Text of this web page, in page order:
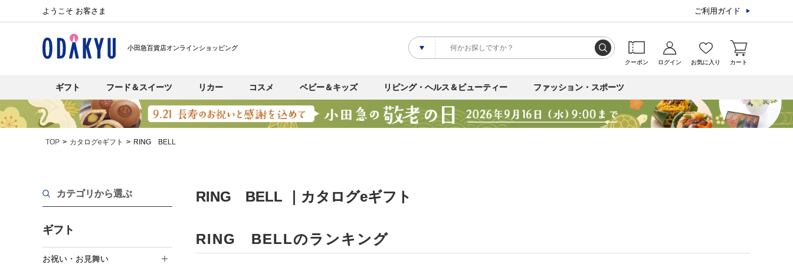
ようこそ お客さま ご利用ガイド
小田急百貨店オンラインショッピング
クーポン ログイン お気に入り カート
ギフト フード＆スイーツ リカー コスメ ベビー＆キッズ リビング・ヘルス＆ビューティー ファッション・スポーツ
TOP カタログeギフト RING BELL
カテゴリから選ぶ
ギフト
お祝い・お見舞い
RING BELL ｜カタログeギフト
RING BELLのランキング